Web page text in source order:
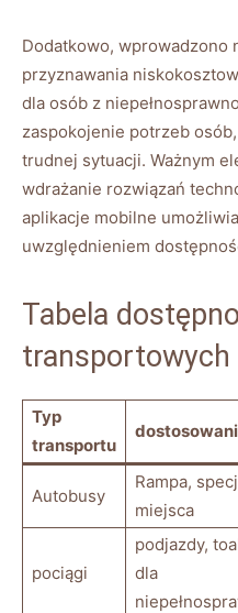
Dodatkowo,⁣ wprowadzono
przyznawania
dla ​osób‌ z
zaspokojenie potrzeb​
trudnej sytuacji. Ważnym
wdrażanie ‌rozwiązań
aplikacje mobilne
uwzględnieniem
Tabela
transportowych
Typ
transportu
Autobusy
Rampa,
miejsca
pociągi
podjazdy,‍
dla